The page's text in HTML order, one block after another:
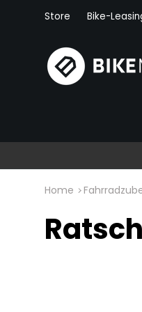
Direkt zum
Store Bike-
Home